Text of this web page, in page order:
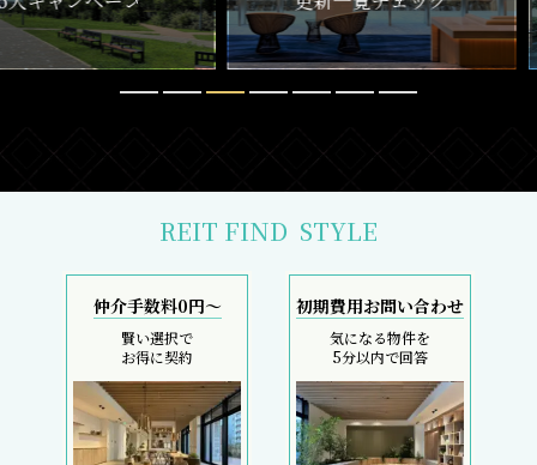
REIT FIND STYLE
仲介手数料0円～
賢い選択で
お得に契約
初期費用お問い合わせ
気になる物件を
5分以内で回答